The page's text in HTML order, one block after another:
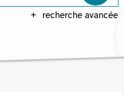
recherche avancée